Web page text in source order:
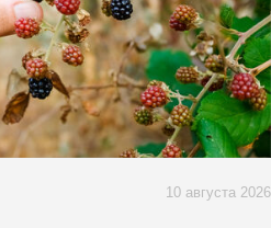
10 августа 2026